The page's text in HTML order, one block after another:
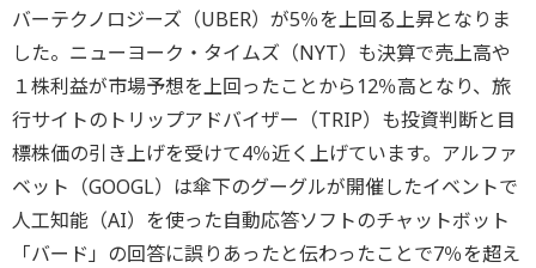
バーテクノロジーズ（UBER）が5％を上回る上昇となりま
した。ニューヨーク・タイムズ（NYT）も決算で売上高や
１株利益が市場予想を上回ったことから12％高となり、旅
行サイトのトリップアドバイザー（TRIP）も投資判断と目
標株価の引き上げを受けて4％近く上げています。アルファ
ベット（GOOGL）は傘下のグーグルが開催したイベントで
人工知能（AI）を使った自動応答ソフトのチャットボット
「バード」の回答に誤りあったと伝わったことで7％を超え